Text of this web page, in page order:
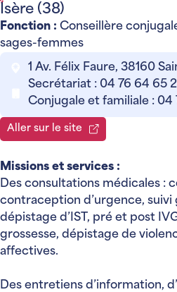
Isère (38)
Fonction : Conseillère
sages-femmes
1 Av. Félix Faure, 38160
Secrétariat : 04 76 64 65
Conjugale et familiale : 04
Aller sur le site
Missions et services :
Des consultations médicales :
contraception d’urgence, suivi
dépistage d’IST, pré et post
grossesse, dépistage de
affectives.
Des entretiens d’information,